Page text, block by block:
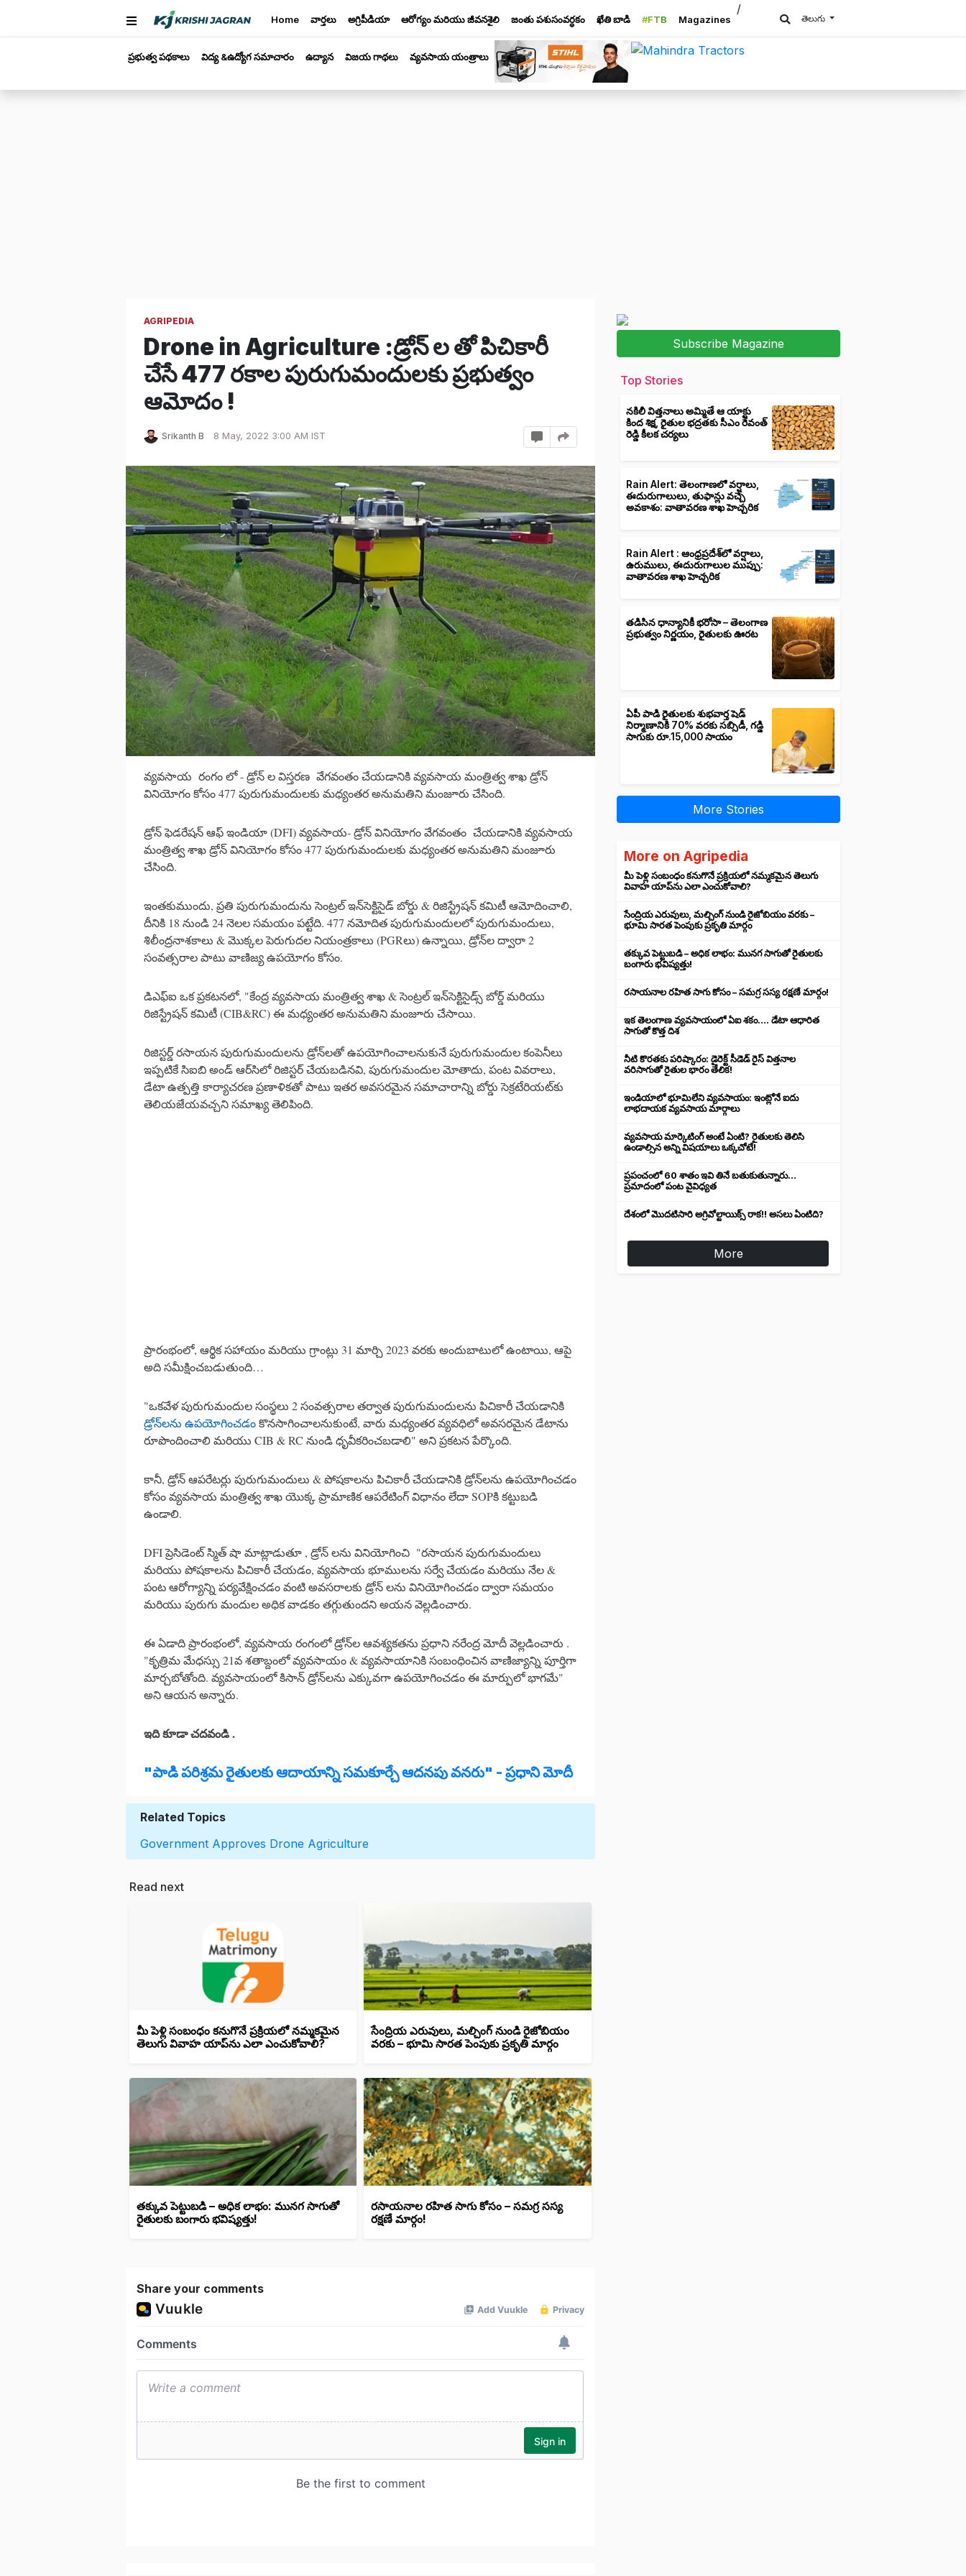
Home వార్తలు అగ్రిపీడియా ఆరోగ్యం మరియు జీవనశైలి జంతు పశుసంవర్ధకం ఖేతి బాడి #FTB Magazines
/a>
తెలుగు
ప్రభుత్వ పథకాలు విద్య &ఉద్యోగ సమాచారం ఉద్యాన విజయ గాథలు వ్యవసాయ యంత్రాలు
AGRIPEDIA
Drone in Agriculture :డ్రోన్ ల తో పిచికారీ
చేసే 477 రకాల పురుగుమందులకు ప్రభుత్వం
ఆమోదం !
Srikanth B 8 May, 2022 3:00 AM IST
వ్యవసాయ రంగం లో - డ్రోన్ ల విస్తరణ వేగవంతం చేయడానికి వ్యవసాయ మంత్రిత్వ శాఖ డ్రోన్
వినియోగం కోసం 477 పురుగుమందులకు మధ్యంతర అనుమతిని మంజూరు చేసింది.
డ్రోన్ ఫెడరేషన్ ఆఫ్ ఇండియా (DFI) వ్యవసాయ- డ్రోన్ వినియోగం వేగవంతం చేయడానికి వ్యవసాయ
మంత్రిత్వ శాఖ డ్రోన్ వినియోగం కోసం 477 పురుగుమందులకు మధ్యంతర అనుమతిని మంజూరు
చేసింది.
ఇంతకుముందు, ప్రతి పురుగుమందును సెంట్రల్ ఇన్‌సెక్టిసైడ్ బోర్డు & రిజిస్ట్రేషన్ కమిటీ ఆమోదించాలి,
దీనికి 18 నుండి 24 నెలల సమయం పట్టేది. 477 నమోదిత పురుగుమందులలో పురుగుమందులు,
శిలీంద్రనాశకాలు & మొక్కల పెరుగుదల నియంత్రకాలు (PGRలు) ఉన్నాయి, డ్రోన్‌ల ద్వారా 2
సంవత్సరాల పాటు వాణిజ్య ఉపయోగం కోసం.
డిఎఫ్‌ఐ ఒక ప్రకటనలో, "కేంద్ర వ్యవసాయ మంత్రిత్వ శాఖ & సెంట్రల్ ఇన్‌సెక్టిసైడ్స్ బోర్డ్ మరియు
రిజిస్ట్రేషన్ కమిటీ (CIB&RC) ఈ మధ్యంతర అనుమతిని మంజూరు చేసాయి.
రిజిస్టర్డ్ రసాయన పురుగుమందులను డ్రోన్‌లతో ఉపయోగించాలనుకునే పురుగుమందుల కంపెనీలు
ఇప్పటికే సిఐబి అండ్ ఆర్‌సిలో రిజిస్టర్ చేయబడినవి, పురుగుమందుల మోతాదు, పంట వివరాలు,
డేటా ఉత్పత్తి కార్యాచరణ ప్రణాళికతో పాటు ఇతర అవసరమైన సమాచారాన్ని బోర్డు సెక్రటేరియట్‌కు
తెలియజేయవచ్చని సమాఖ్య తెలిపింది.
ప్రారంభంలో, ఆర్థిక సహాయం మరియు గ్రాంట్లు 31 మార్చి 2023 వరకు అందుబాటులో ఉంటాయి, ఆపై
అది సమీక్షించబడుతుంది…
"ఒకవేళ పురుగుమందుల సంస్థలు 2 సంవత్సరాల తర్వాత పురుగుమందులను పిచికారీ చేయడానికి
డ్రోన్‌లను ఉపయోగించడంకొనసాగించాలనుకుంటే, వారు మధ్యంతర వ్యవధిలో అవసరమైన డేటాను
రూపొందించాలి మరియు CIB & RC నుండి ధృవీకరించబడాలి" అని ప్రకటన పేర్కొంది.
కానీ, డ్రోన్ ఆపరేటర్లు పురుగుమందులు & పోషకాలను పిచికారీ చేయడానికి డ్రోన్‌లను ఉపయోగించడం
కోసం వ్యవసాయ మంత్రిత్వ శాఖ యొక్క ప్రామాణిక ఆపరేటింగ్ విధానం లేదా SOPకి కట్టుబడి
ఉండాలి.
DFI ప్రెసిడెంట్ స్మిత్ షా మాట్లాడుతూ , డ్రోన్ లను వినియోగించి "రసాయన పురుగుమందులు
మరియు పోషకాలను పిచికారీ చేయడం, వ్యవసాయ భూములను సర్వే చేయడం మరియు నేల &
పంట ఆరోగ్యాన్ని పర్యవేక్షించడం వంటి అవసరాలకు డ్రోన్ లను వినియోగించడం ద్వారా సమయం
మరియు పురుగు మందుల అధిక వాడకం తగ్గుతుందని అయన వెల్లడించారు.
ఈ ఏడాది ప్రారంభంలో, వ్యవసాయ రంగంలో డ్రోన్‌ల ఆవశ్యకతను ప్రధాని నరేంద్ర మోదీ వెల్లడించారు .
"కృత్రిమ మేధస్సు 21వ శతాబ్దంలో వ్యవసాయం & వ్యవసాయానికి సంబంధించిన వాణిజ్యాన్ని పూర్తిగా
మార్చబోతోంది. వ్యవసాయంలో కిసాన్ డ్రోన్‌లను ఎక్కువగా ఉపయోగించడం ఈ మార్పులో భాగమే"
అని ఆయన అన్నారు.
ఇది కూడా చదవండి .
"పాడి పరిశ్రమ రైతులకు ఆదాయాన్ని సమకూర్చే ఆదనపు వనరు" - ప్రధాని మోదీ
Related Topics
Government Approves Drone Agriculture
Read next
మీ పెళ్లి సంబంధం కనుగొనే ప్రక్రియలో నమ్మకమైన
తెలుగు వివాహ యాప్‌ను ఎలా ఎంచుకోవాలి?
సేంద్రియ ఎరువులు, మల్చింగ్ నుండి రైజోబియం
వరకు – భూమి సారత పెంపుకు ప్రకృతి మార్గం
తక్కువ పెట్టుబడి – అధిక లాభం: మునగ సాగుతో
రైతులకు బంగారు భవిష్యత్తు!
రసాయనాల రహిత సాగు కోసం – సమగ్ర సస్య
రక్షణే మార్గం!
Share your comments
Subscribe Magazine
Top Stories
నకిలీ విత్తనాలు అమ్మితే ఆ యాక్టు
కింద శిక్ష, రైతుల భద్రతకు సీఎం రేవంత్
రెడ్డి కీలక చర్యలు
Rain Alert: తెలంగాణలో వర్షాలు,
ఈదురుగాలులు, తుఫాన్లు వచ్చే
అవకాశం: వాతావరణ శాఖ హెచ్చరిక
Rain Alert : ఆంధ్రప్రదేశ్‌లో వర్షాలు,
ఉరుములు, ఈదురుగాలుల ముప్పు:
వాతావరణ శాఖ హెచ్చరిక
తడిసిన ధాన్యానికీ భరోసా – తెలంగాణ
ప్రభుత్వం నిర్ణయం, రైతులకు ఊరట
ఏపీ పాడి రైతులకు శుభవార్త షెడ్
నిర్మాణానికి 70% వరకు సబ్సిడీ, గడ్డి
సాగుకు రూ.15,000 సాయం
More Stories
More on Agripedia
మీ పెళ్లి సంబంధం కనుగొనే ప్రక్రియలో నమ్మకమైన తెలుగు
వివాహ యాప్‌ను ఎలా ఎంచుకోవాలి?
సేంద్రియ ఎరువులు, మల్చింగ్ నుండి రైజోబియం వరకు –
భూమి సారత పెంపుకు ప్రకృతి మార్గం
తక్కువ పెట్టుబడి – అధిక లాభం: మునగ సాగుతో రైతులకు
బంగారు భవిష్యత్తు!
రసాయనాల రహిత సాగు కోసం – సమగ్ర సస్య రక్షణే మార్గం!
ఇక తెలంగాణ వ్యవసాయంలో ఏఐ శకం…. డేటా ఆధారిత
సాగుతో కొత్త దిశ
నీటి కొరతకు పరిష్కారం: డైరెక్ట్ సీడెడ్ రైస్ విత్తనాల
వరిసాగుతో రైతుల భారం తేలిక!
ఇండియాలో భూమిలేని వ్యవసాయం: ఇంట్లోనే ఐదు
లాభదాయక వ్యవసాయ మార్గాలు
వ్యవసాయ మార్కెటింగ్ అంటే ఏంటి? రైతులకు తెలిసి
ఉండాల్సిన అన్ని విషయాలు ఒక్కచోటే!
ప్రపంచంలో 60 శాతం ఇవి తినే బతుకుతున్నారు…
ప్రమాదంలో పంట వైవిధ్యత
దేశంలో మొదటిసారి అగ్రివోల్టాయిక్స్ రాక!! అసలు ఏంటిది?
More